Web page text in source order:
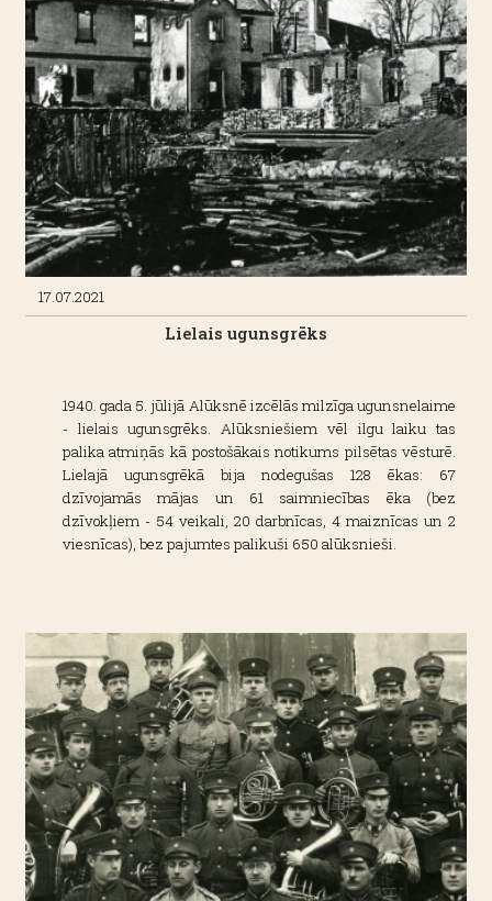
17.07.2021
Lielais ugunsgrēks
1940. gada 5. jūlijā Alūksnē izcēlās milzīga ugunsnelaime
- lielais ugunsgrēks. Alūksniešiem vēl ilgu laiku tas
palika atmiņās kā postošākais notikums pilsētas vēsturē.
Lielajā ugunsgrēkā bija nodegušas 128 ēkas: 67
dzīvojamās mājas un 61 saimniecības ēka (bez
dzīvokļiem - 54 veikali, 20 darbnīcas, 4 maiznīcas un 2
viesnīcas), bez pajumtes palikuši 650 alūksnieši.